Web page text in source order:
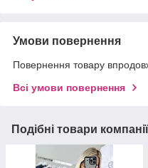
Умови повернення
Повернення товару
Всі умови повернення
Подібні товари компанії